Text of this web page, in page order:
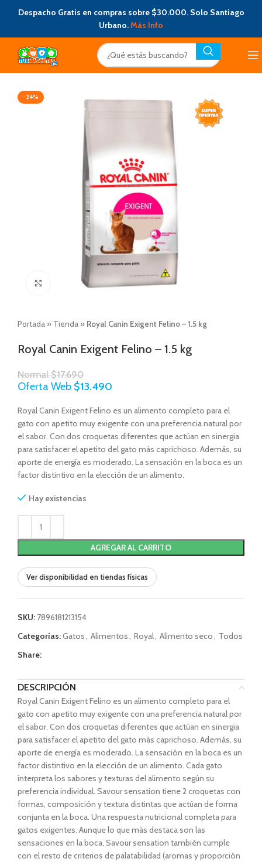
Despacho Gratis en compras sobre $30.000. Solo Santiago
Urbano.Más Info
-24%
Click to enlarge
Portada » Tienda » Royal Canin Exigent Felino – 1.5 kg
Royal Canin Exigent Felino – 1.5 kg
Normal$17.690
Oferta Web $13.490
Royal Canin Exigent Felino es un alimento completo para el
gato con apetito muy exigente con una preferencia natural por
el sabor. Con dos croquetas diferentes que actúan en sinergia
para satisfacer el apetito del gato más caprichoso. Además, su
aporte de energía es moderado. La sensación en la boca es un
factor distintivo en la elección de un alimento.
Hay existencias
AGREGAR AL CARRITO
Ver disponibilidad en tiendas físicas
SKU: 7896181213154
Categorías:Gatos, Alimentos, Royal, Alimento seco, Todos
Share:
DESCRIPCIÓN
Royal Canin Exigent Felino es un alimento completo para el
gato con apetito muy exigente con una preferencia natural por
el sabor. Con dos croquetas diferentes que actúan en sinergia
para satisfacer el apetito del gato más caprichoso. Además, su
aporte de energía es moderado. La sensación en la boca es un
factor distintivo en la elección de un alimento. Cada gato
interpreta los sabores y texturas del alimento según su
preferencia individual. Savour sensation tiene 2 croquetas con
formas, composición y textura distintas que actúan de forma
conjunta en la boca. Una respuesta nutricional completa para
gatos exigentes. Aunque lo que más destaca son las
sensaciones en la boca, Savour sensation también cumple
con el resto de criterios de palatabilidad (aromas y proporción